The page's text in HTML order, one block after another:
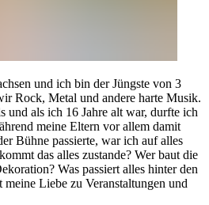
und ich bin der Jüngste von 3
Rock, Metal und andere harte Musik.
und als ich 16 Jahre alt war, durfte ich
meine Eltern vor allem damit
Bühne passierte, war ich auf alles
das alles zustande? Wer baut die
Was passiert alles hinter den
Liebe zu Veranstaltungen und